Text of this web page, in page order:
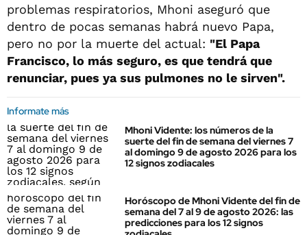
problemas respiratorios, Mhoni aseguró que
dentro de pocas semanas habrá nuevo Papa,
pero no por la muerte del actual: "El Papa
Francisco, lo más seguro, es que tendrá que
renunciar, pues ya sus pulmones no le sirven".
Informate más
Mhoni Vidente: los números de la
suerte del fin de semana del viernes 7
al domingo 9 de agosto 2026 para los
12 signos zodiacales
Horóscopo de Mhoni Vidente del fin de
semana del 7 al 9 de agosto 2026: las
predicciones para los 12 signos